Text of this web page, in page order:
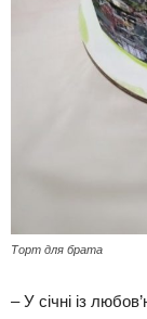
Торт для брата
– У січні із